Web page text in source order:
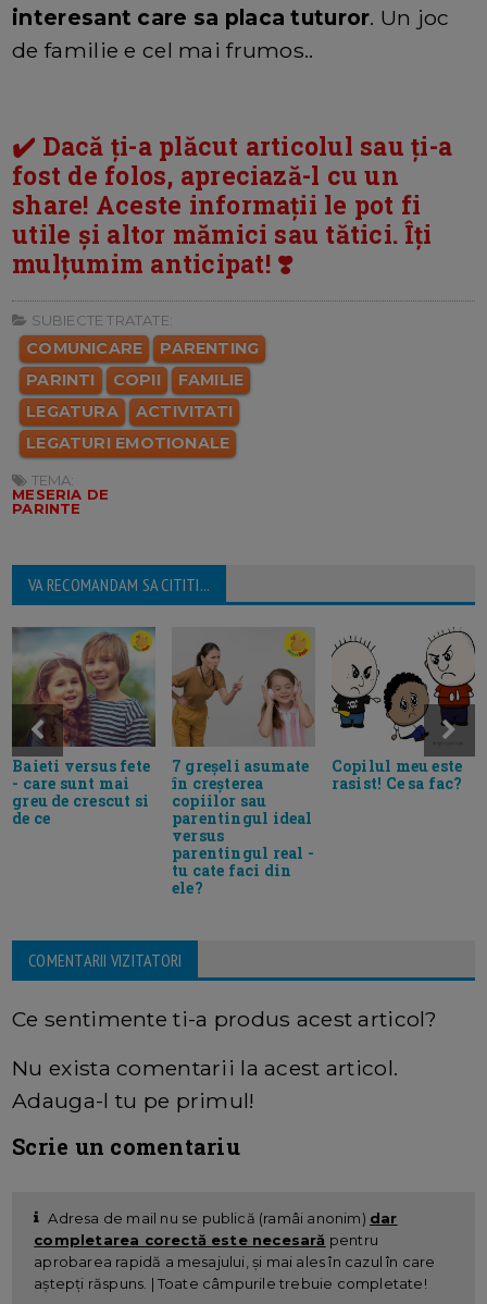
interesant care sa placa tuturor. Un joc
de familie e cel mai frumos..
✔️ Dacă ți-a plăcut articolul sau ți-a
fost de folos, apreciază-l cu un
share! Aceste informații le pot fi
utile și altor mămici sau tătici. Îți
mulțumim anticipat! ❣️
SUBIECTE TRATATE:
COMUNICARE
PARENTING
PARINTI
COPII
FAMILIE
LEGATURA
ACTIVITATI
LEGATURI EMOTIONALE
TEMA:
MESERIA DE
PARINTE
VA RECOMANDAM SA CITITI...
Baieti versus fete
- care sunt mai
greu de crescut si
de ce
7 greșeli asumate
în creșterea
copiilor sau
parentingul ideal
versus
parentingul real -
tu cate faci din
ele?
Copilul meu este
rasist! Ce sa fac?
COMENTARII VIZITATORI
Ce sentimente ti-a produs acest articol?
Nu exista comentarii la acest articol.
Adauga-l tu pe primul!
Scrie un comentariu
Adresa de mail nu se publică (ramâi anonim) dar
completarea corectă este necesară pentru
aprobarea rapidă a mesajului, și mai ales în cazul în care
aștepți răspuns. | Toate câmpurile trebuie completate!